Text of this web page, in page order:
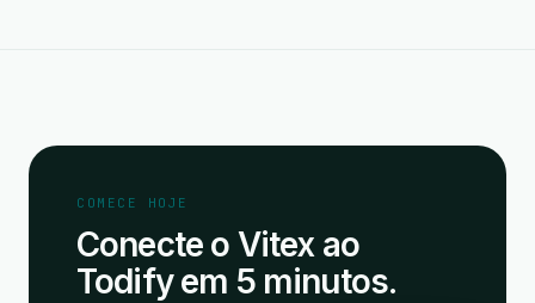
COMECE HOJE
Conecte o Vitex ao
Todify em 5 minutos.